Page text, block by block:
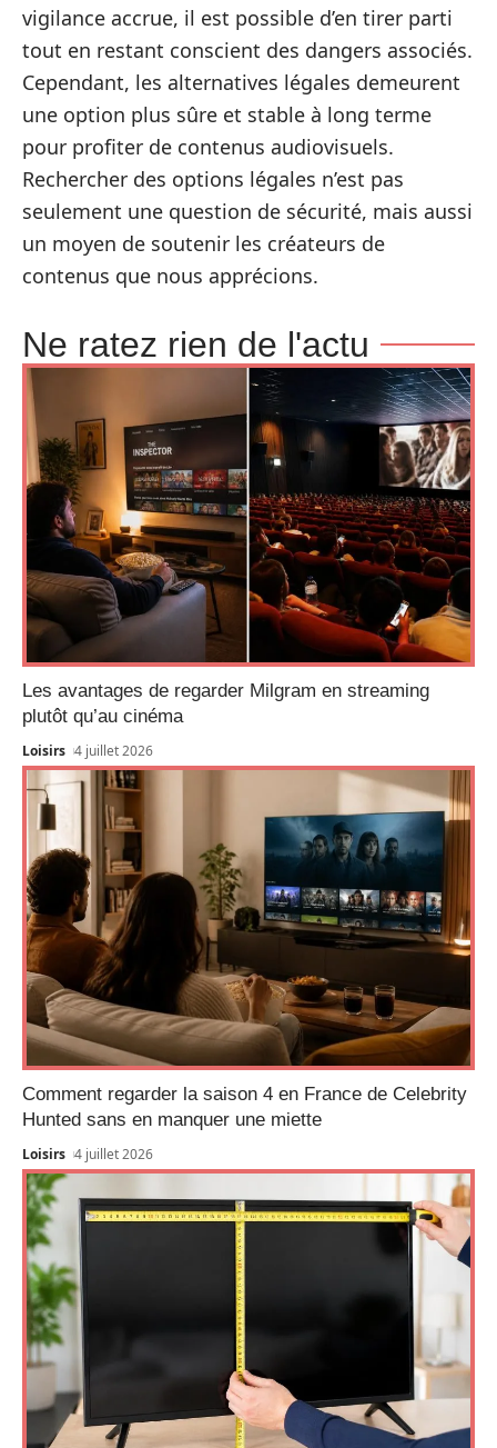
vigilance accrue, il est possible d’en tirer parti
tout en restant conscient des dangers associés.
Cependant, les alternatives légales demeurent
une option plus sûre et stable à long terme
pour profiter de contenus audiovisuels.
Rechercher des options légales n’est pas
seulement une question de sécurité, mais aussi
un moyen de soutenir les créateurs de
contenus que nous apprécions.
Ne ratez rien de l'actu
Les avantages de regarder Milgram en streaming
plutôt qu’au cinéma
Loisirs 4 juillet 2026
Comment regarder la saison 4 en France de Celebrity
Hunted sans en manquer une miette
Loisirs 4 juillet 2026